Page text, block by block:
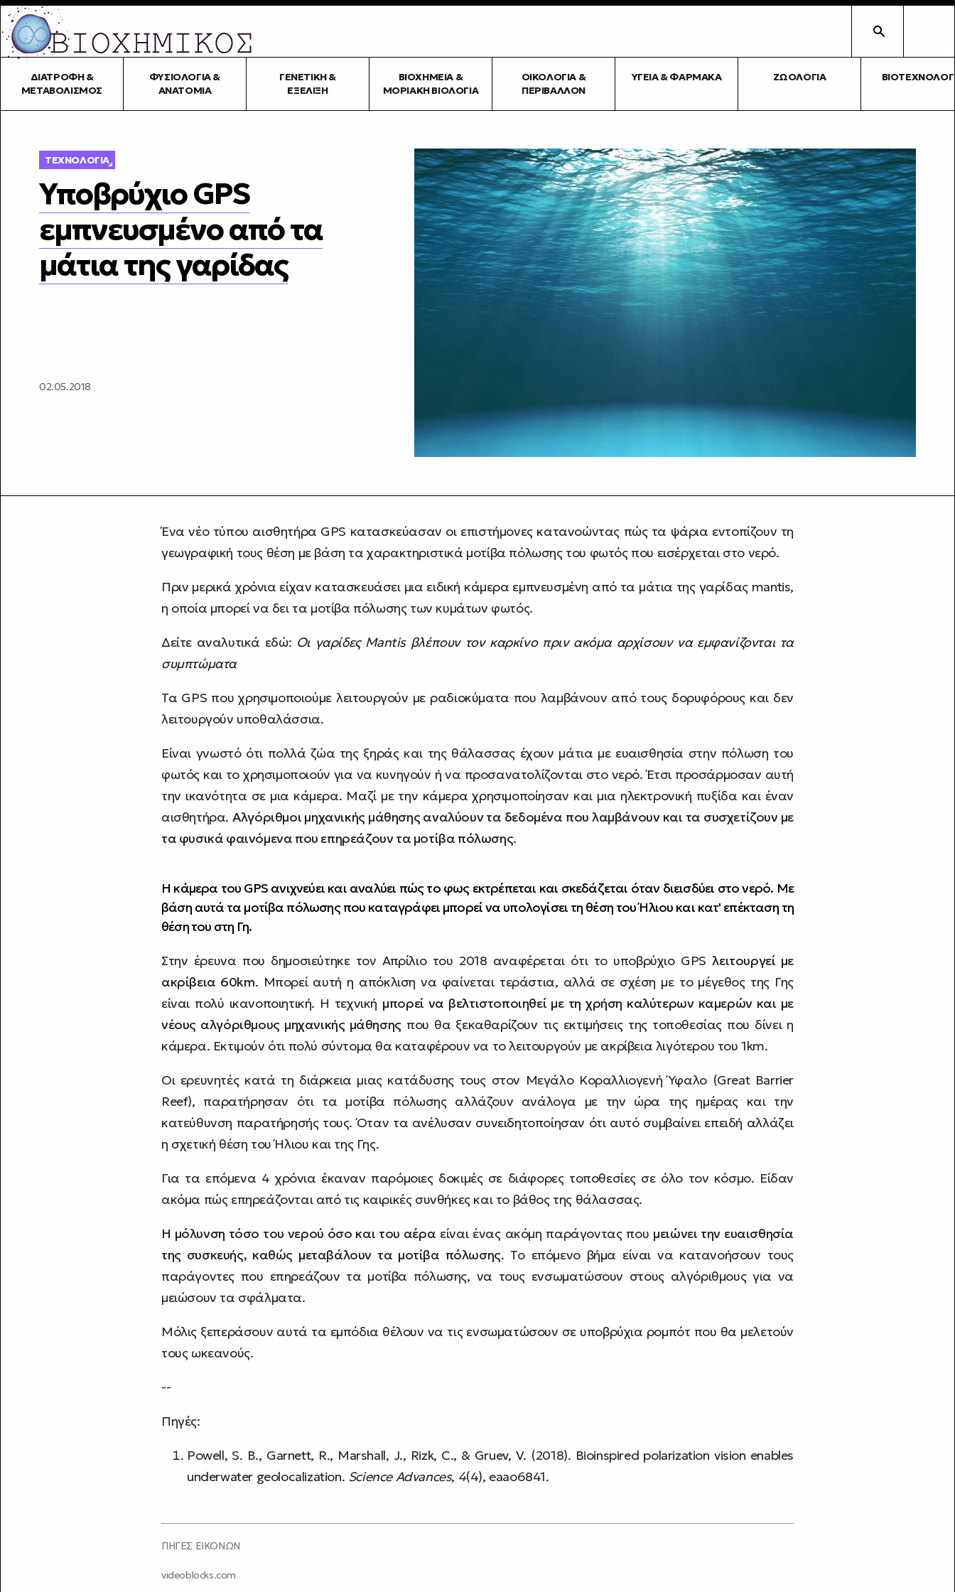
ΔΙΑΤΡΟΦΉ &
ΜΕΤΑΒΟΛΙΣΜΌΣ
ΦΥΣΙΟΛΟΓΊΑ &
ΑΝΑΤΟΜΊΑ
ΓΕΝΕΤΙΚΉ &
ΕΞΈΛΙΞΗ
ΒΙΟΧΗΜΕΊΑ &
ΜΟΡΙΑΚΉ ΒΙΟΛΟΓΊΑ
ΟΙΚΟΛΟΓΊΑ &
ΠΕΡΙΒΆΛΛΟΝ
ΥΓΕΊΑ & ΦΆΡΜΑΚΑ ΖΩΟΛΟΓΊΑ
ΤΕΧΝΟΛΟΓΊΑ
Υποβρύχιο GPS
εμπνευσμένο από τα
μάτια της γαρίδας
02.05.2018
Ένα νέο τύπου αισθητήρα GPS κατασκεύασαν οι επιστήμονες κατανοώντας πώς τα ψάρια εντοπίζουν τη
γεωγραφική τους θέση με βάση τα χαρακτηριστικά μοτίβα πόλωσης του φωτός που εισέρχεται στο νερό.
Πριν μερικά χρόνια είχαν κατασκευάσει μια ειδική κάμερα εμπνευσμένη από τα μάτια της γαρίδας mantis,
η οποία μπορεί να δει τα μοτίβα πόλωσης των κυμάτων φωτός.
Δείτε αναλυτικά εδώ: Οι γαρίδες Mantis βλέπουν τον καρκίνο πριν ακόμα αρχίσουν να εμφανίζονται τα
συμπτώματα
Τα GPS που χρησιμοποιούμε λειτουργούν με ραδιοκύματα που λαμβάνουν από τους δορυφόρους και δεν
λειτουργούν υποθαλάσσια.
Είναι γνωστό ότι πολλά ζώα της ξηράς και της θάλασσας έχουν μάτια με ευαισθησία στην πόλωση του
φωτός και το χρησιμοποιούν για να κυνηγούν ή να προσανατολίζονται στο νερό. Έτσι προσάρμοσαν αυτή
την ικανότητα σε μια κάμερα. Μαζί με την κάμερα χρησιμοποίησαν και μια ηλεκτρονική πυξίδα και έναν
αισθητήρα.Αλγόριθμοι μηχανικής μάθησης αναλύουν τα δεδομένα που λαμβάνουν και τα συσχετίζουν με
τα φυσικά φαινόμενα που επηρεάζουν τα μοτίβα πόλωσης.
Η κάμερα του GPS ανιχνεύει και αναλύει πώς το φως εκτρέπεται και σκεδάζεται όταν διεισδύει στο νερό. Με
βάση αυτά τα μοτίβα πόλωσης που καταγράφει μπορεί να υπολογίσει τη θέση του Ήλιου και κατ' επέκταση τη
θέση του στη Γη.
Στην έρευνα που δημοσιεύτηκε τον Απρίλιο του 2018 αναφέρεται ότι το υποβρύχιο GPSλειτουργεί με
ακρίβεια 60km. Μπορεί αυτή η απόκλιση να φαίνεται τεράστια, αλλά σε σχέση με το μέγεθος της Γης
είναι πολύ ικανοποιητική. Η τεχνική μπορεί να βελτιστοποιηθεί με τη χρήση καλύτερων καμερών και με
νέους αλγόριθμους μηχανικής μάθησηςπου θα ξεκαθαρίζουν τις εκτιμήσεις της τοποθεσίας που δίνει η
κάμερα. Εκτιμούν ότι πολύ σύντομα θα καταφέρουν να το λειτουργούν με ακρίβεια λιγότερου του 1km.
Οι ερευνητές κατά τη διάρκεια μιας κατάδυσης τους στον Μεγάλο Κοραλλιογενή Ύφαλο (Great Barrier
Reef), παρατήρησαν ότι τα μοτίβα πόλωσης αλλάζουν ανάλογα με την ώρα της ημέρας και την
κατεύθυνση παρατήρησής τους. Όταν τα ανέλυσαν συνειδητοποίησαν ότι αυτό συμβαίνει επειδή αλλάζει
η σχετική θέση του Ήλιου και της Γης.
Για τα επόμενα 4 χρόνια έκαναν παρόμοιες δοκιμές σε διάφορες τοποθεσίες σε όλο τον κόσμο. Είδαν
ακόμα πώς επηρεάζονται από τις καιρικές συνθήκες και το βάθος της θάλασσας.
Η μόλυνση τόσο του νερού όσο και του αέρα είναι ένας ακόμη παράγοντας που μειώνει την ευαισθησία
της συσκευής, καθώς μεταβάλουν τα μοτίβα πόλωσης. Το επόμενο βήμα είναι να κατανοήσουν τους
παράγοντες που επηρεάζουν τα μοτίβα πόλωσης, να τους ενσωματώσουν στους αλγόριθμους για να
μειώσουν τα σφάλματα.
Μόλις ξεπεράσουν αυτά τα εμπόδια θέλουν να τις ενσωματώσουν σε υποβρύχια ρομπότ που θα μελετούν
τους ωκεανούς.
--
Πηγές:
Powell, S. B., Garnett, R., Marshall, J., Rizk, C., & Gruev, V. (2018). Bioinspired polarization vision enables
underwater geolocalization. Science Advances, 4(4), eaao6841.
ΠΗΓΕΣ ΕΙΚΟΝΩΝ
videoblocks.com